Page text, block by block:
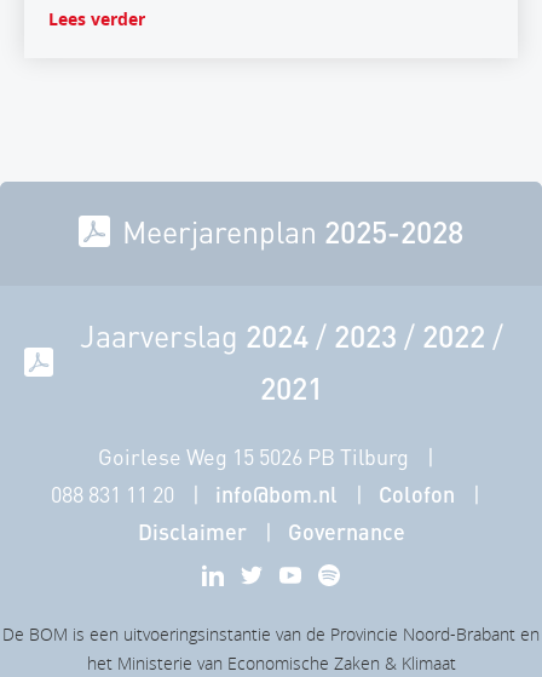
Lees verder
Meerjarenplan 2025-2028
Jaarverslag 2024/ 2023 / 2022 /
2021
Goirlese Weg 15 5026 PB Tilburg
088 831 11 20
info@bom.nl
Colofon
Disclaimer
Governance
De BOM is een uitvoeringsinstantie van de Provincie Noord-Brabant en
het Ministerie van Economische Zaken & Klimaat